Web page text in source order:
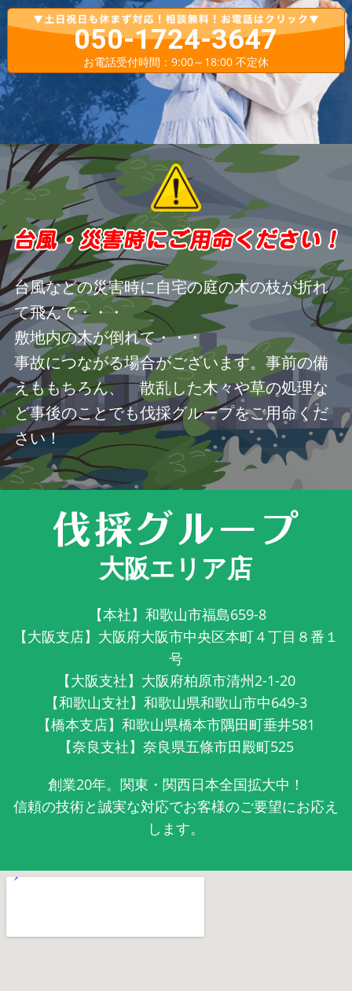
050-1724-3647
お電話受付時間：9:00～18:00 不定休
台風などの災害時に自宅の庭の木の枝が折れ
て飛んで・・・
敷地内の木が倒れて・・・
事故につながる場合がございます。事前の備
えももちろん、 散乱した木々や草の処理な
ど事後のことでも伐採グループをご用命くだ
さい！
大阪エリア店
【本社】和歌山市福島659-8
【大阪支店】大阪府大阪市中央区本町４丁目８番１
号
【大阪支社】大阪府柏原市清州2-1-20
【和歌山支社】和歌山県和歌山市中649-3
【橋本支店】和歌山県橋本市隅田町垂井581
【奈良支社】奈良県五條市田殿町525
創業20年。関東・関西日本全国拡大中！
信頼の技術と誠実な対応でお客様のご要望にお応え
します。